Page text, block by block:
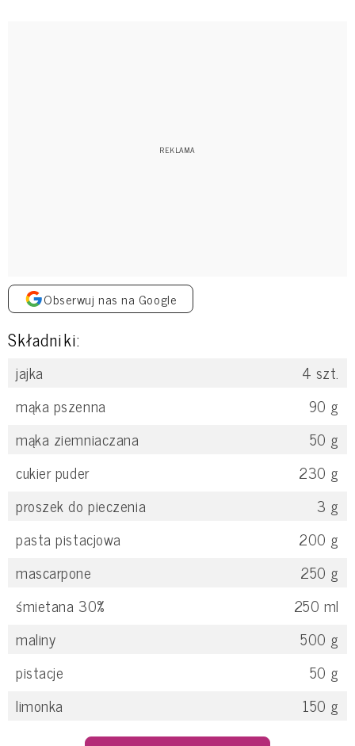
Obserwuj nas na Google
Składniki:
jajka 4 szt.
mąka pszenna
90 g
mąka ziemniaczana
50 g
cukier puder
230 g
proszek do pieczenia
3 g
pasta pistacjowa
200 g
mascarpone
250 g
śmietana 30%
250 ml
maliny
500 g
pistacje
50 g
limonka
150 g